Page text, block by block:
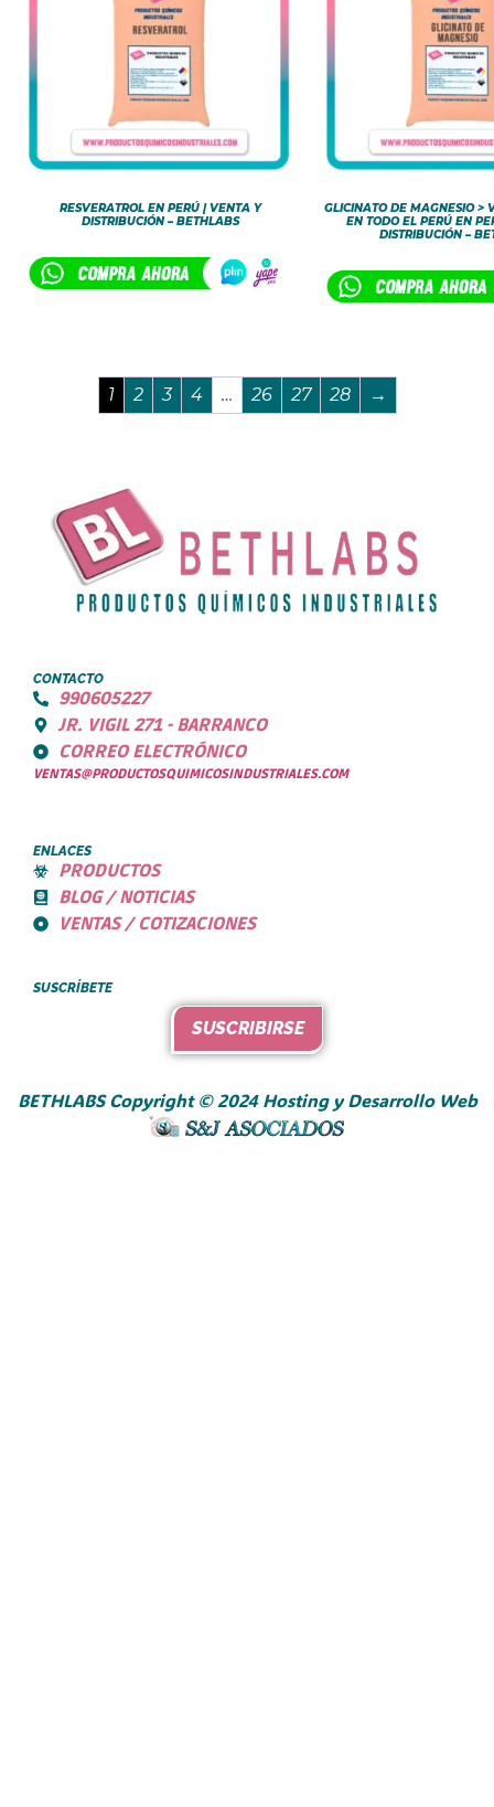
RESVERATROL EN PERÚ | VENTA Y
DISTRIBUCIÓN – BETHLABS
GLICINATO DE MAGNESIO >
EN TODO EL PERÚ EN
DISTRIBUCIÓN –
1 2 3 4 … 26 27 28 →
CONTACTO
990605227
JR. VIGIL 271 - BARRANCO
CORREO ELECTRÓNICO
VENTAS@PRODUCTOSQUIMICOSINDUSTRIALES.COM
ENLACES
PRODUCTOS
BLOG / NOTICIAS
VENTAS / COTIZACIONES
SUSCRÍBETE
SUSCRIBIRSE
BETHLABS Copyright © 2024 Hosting y Desarrollo Web